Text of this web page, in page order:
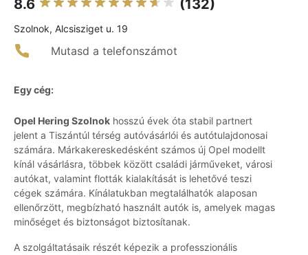
8.6 (132)
Szolnok, Alcsisziget u. 19
Mutasd a telefonszámot
Egy cég:
Opel Hering Szolnok hosszú évek óta stabil partnert
jelent a Tiszántúl térség autóvásárlói és autótulajdonosai
számára. Márkakereskedésként számos új Opel modellt
kínál vásárlásra, többek között családi járműveket, városi
autókat, valamint flották kialakítását is lehetővé teszi
cégek számára. Kínálatukban megtalálhatók alaposan
ellenőrzött, megbízható használt autók is, amelyek magas
minőséget és biztonságot biztosítanak.
A szolgáltatásaik részét képezik a professzionális